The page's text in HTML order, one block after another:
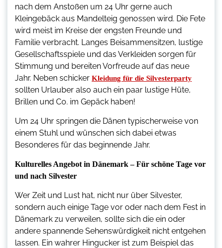
nach dem Anstoßen um 24 Uhr gerne auch
Kleingebäck aus Mandelteig genossen wird. Die Fete
wird meist im Kreise der engsten Freunde und
Familie verbracht. Langes Beisammensitzen, lustige
Gesellschaftsspiele und das Verkleiden sorgen für
Stimmung und bereiten Vorfreude auf das neue
Jahr. Neben schicker Kleidung für die Silvesterparty
sollten Urlauber also auch ein paar lustige Hüte,
Brillen und Co. im Gepäck haben!
Um 24 Uhr springen die Dänen typischerweise von
einem Stuhl und wünschen sich dabei etwas
Besonderes für das beginnende Jahr.
Kulturelles Angebot in Dänemark – Für schöne Tage vor
und nach Silvester
Wer Zeit und Lust hat, nicht nur über Silvester,
sondern auch einige Tage vor oder nach dem Fest in
Dänemark zu verweilen, sollte sich die ein oder
andere spannende Sehenswürdigkeit nicht entgehen
lassen. Ein wahrer Hingucker ist zum Beispiel das